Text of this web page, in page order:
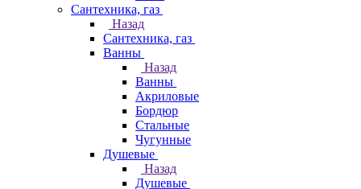
Сантехника, газ
Назад
Сантехника, газ
Ванны
Назад
Ванны
Акриловые
Бордюр
Стальные
Чугунные
Душевые
Назад
Душевые